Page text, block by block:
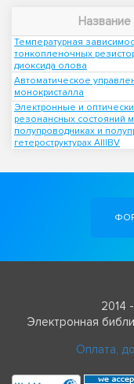
Температурная
тонкопленочных
диоксида олова
Автоматическое
монокристалла
Электронные и
резонансных состояний
полупроводниках и
гетероструктурах AIIIBV
2014
Электронная
Оплата,